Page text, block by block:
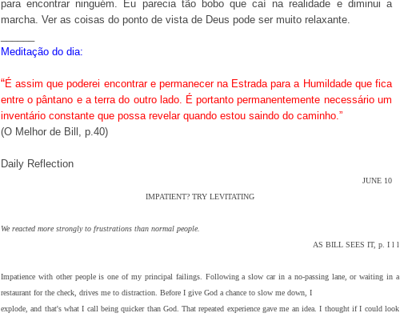
para encontrar ninguém. Eu parecia tão bobo que caí na realidade e diminui a
marcha. Ver as coisas do ponto de vista de Deus pode ser muito relaxante.
Meditação do dia:
“É assim que poderei encontrar e permanecer na Estrada para a Humildade que fica
entre o pântano e a terra do outro lado. É portanto permanentemente necessário um
inventário constante que possa revelar quando estou saindo do caminho.”
(O Melhor de Bill, p.40)
Daily Reflection
JUNE 10
IMPATIENT? TRY LEVITATING
We reacted more strongly to frustrations than normal people.
AS BILL SEES IT, p. I l l
Impatience with other people is one of my principal failings. Following a slow car in a no-passing lane, or waiting in a
restaurant for the check, drives me to distraction. Before I give God a chance to slow me down, I
explode, and that's what I call being quicker than God. That repeated experience gave me an idea. I thought if I could look